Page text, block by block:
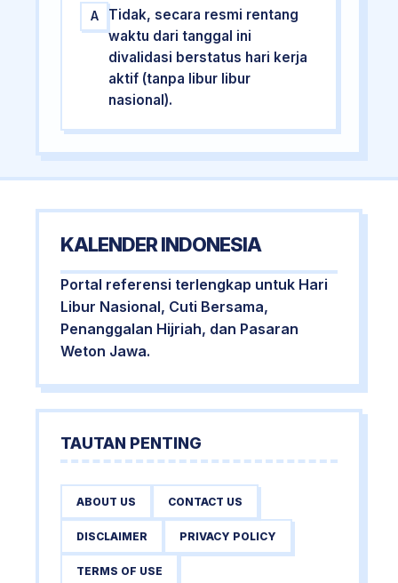
A
Tidak, secara resmi rentang
waktu dari tanggal ini
divalidasi berstatus hari kerja
aktif (tanpa libur libur
nasional).
KALENDER INDONESIA
Portal referensi terlengkap untuk Hari
Libur Nasional, Cuti Bersama,
Penanggalan Hijriah, dan Pasaran
Weton Jawa.
TAUTAN PENTING
ABOUT US CONTACT US
DISCLAIMER PRIVACY POLICY
TERMS OF USE